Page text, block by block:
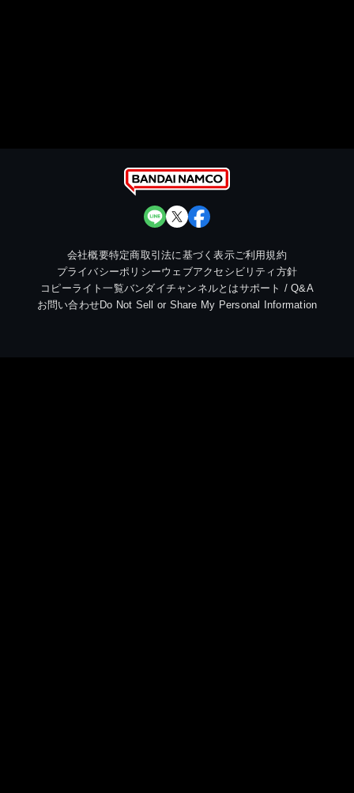
会社概要特定商取引法に基づく表示ご利用規約
プライバシーポリシーウェブアクセシビリティ方針
コピーライト一覧バンダイチャンネルとはサポート / Q&A
お問い合わせDo Not Sell or Share My Personal Information